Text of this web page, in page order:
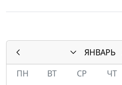
ЯНВАРЬ
ПН
ВТ СР ЧТ